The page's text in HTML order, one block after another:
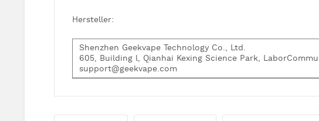
Hersteller:
Shenzhen Geekvape Technology Co., Ltd.
605, Building l, Qianhai Kexing Science Park,
support@geekvape.com